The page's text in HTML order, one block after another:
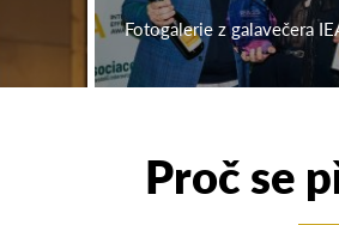
Fotogalerie z galavečera
Proč se